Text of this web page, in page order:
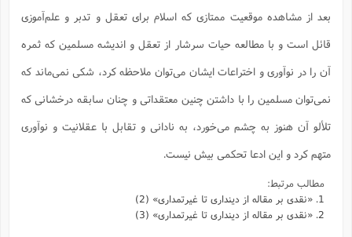
بعد از مشاهده موقعیت ممتازی که اسلام برای تعقل و تدبر و علم‌آموزی
قائل است و با مطالعه حیات سرشار از تعقل و اندیشه مسلمین که ثمره
آن را در نوآوری و اختراعات ایشان می‌توان ملاحظه کرد، شکی نمی‌ماند که
نمی‌توان مسلمین را با داشتن چنین معتقداتی و چنان سابقه درخشانی که
تلألو آن هنوز به چشم می‌خورد، به نادانی و تقابل با عقلانیت و نوآوری
متهم کرد و این ادعا تحکمی بیش نیست.
مطالب مرتبط:
1. «نقدی بر مقاله از دینداری تا غیرتمداری» (2)
2. «نقدی بر مقاله از دینداری تا غیرتمداری» (3)